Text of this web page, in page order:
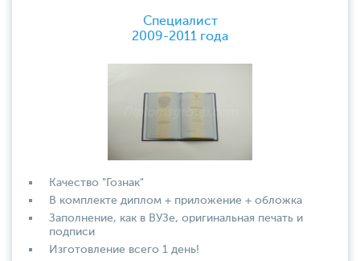
Специалист
2009-2011 года
Качество "Гознак"
В комплекте диплом + приложение + обложка
Заполнение, как в ВУЗе, оригинальная печать и
подписи
Изготовление всего 1 день!